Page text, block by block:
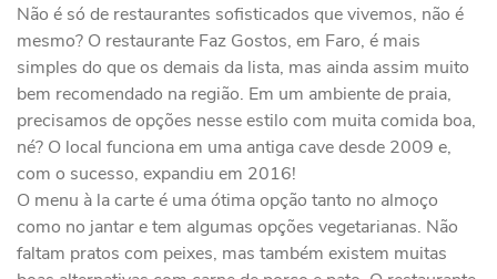
Não é só de restaurantes sofisticados que vivemos, não é
mesmo? O restaurante Faz Gostos, em Faro, é mais
simples do que os demais da lista, mas ainda assim muito
bem recomendado na região. Em um ambiente de praia,
precisamos de opções nesse estilo com muita comida boa,
né? O local funciona em uma antiga cave desde 2009 e,
com o sucesso, expandiu em 2016!
O menu à la carte é uma ótima opção tanto no almoço
como no jantar e tem algumas opções vegetarianas. Não
faltam pratos com peixes, mas também existem muitas